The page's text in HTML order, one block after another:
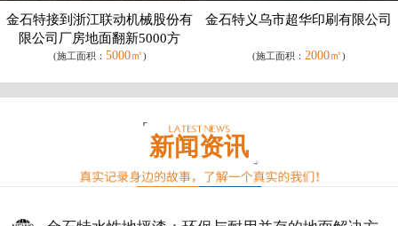
金石特接到浙江联动机械股份有
限公司厂房地面翻新5000方
(施工面积： 5000㎡)
金石特义乌市超华印刷有限公司
(施工面积： 2000㎡)
新闻资讯